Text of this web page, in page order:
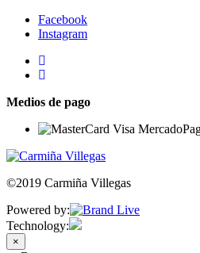
Facebook
Instagram
Medios de pago
©2019 Carmiña Villegas
Powered by:
Technology:
×